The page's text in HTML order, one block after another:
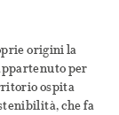
origini la
per
ospita
che fa